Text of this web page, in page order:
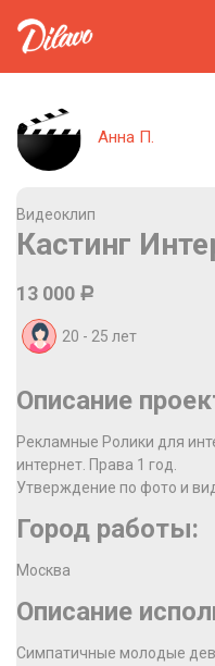
Анна П.
Видеоклип
Кастинг
13 000 Р
20 - 25 лет
Описание
Рекламные Ролики для
интернет. Права 1 год.
Утверждение по фото и
Город работы:
Москва
Описание
Симпатичные молодые